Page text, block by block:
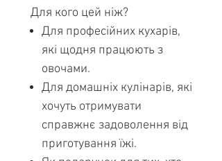
Для кого цей ніж?
Для професійних кухарів,
які щодня працюють з
овочами.
Для домашніх кулінарів, які
хочуть отримувати
справжнє задоволення від
приготування їжі.